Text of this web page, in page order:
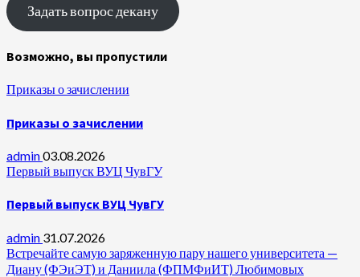
Задать вопрос декану
Возможно, вы пропустили
Приказы о зачислении
Приказы о зачислении
admin03.08.2026
Первый выпуск ВУЦ ЧувГУ
Первый выпуск ВУЦ ЧувГУ
admin 31.07.2026
Встречайте самую заряженную пару нашего университета —
Диану (ФЭиЭТ) и Даниила (ФПМФиИТ) Любимовых